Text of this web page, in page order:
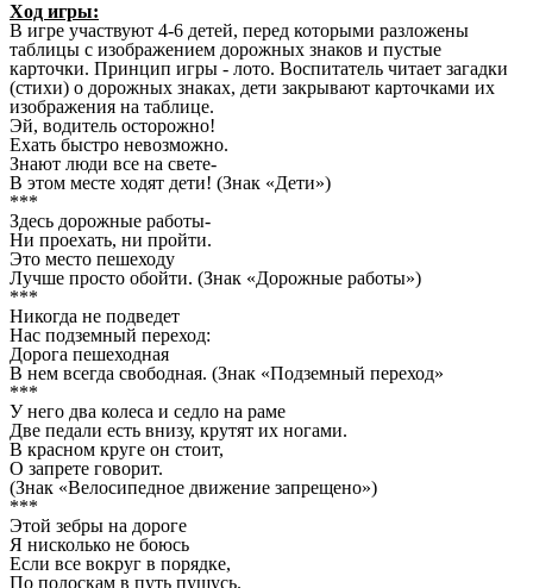
Ход игры:
В игре участвуют 4-6 детей, перед которыми разложены
таблицы с изображением дорожных знаков и пустые
карточки. Принцип игры - лото. Воспитатель читает загадки
(стихи) о дорожных знаках, дети закрывают карточками их
изображения на таблице.
Эй, водитель осторожно!
Ехать быстро невозможно.
Знают люди все на свете-
В этом месте ходят дети! (Знак «Дети»)
***
Здесь дорожные работы-
Ни проехать, ни пройти.
Это место пешеходу
Лучше просто обойти. (Знак «Дорожные работы»)
***
Никогда не подведет
Нас подземный переход:
Дорога пешеходная
В нем всегда свободная. (Знак «Подземный переход»
***
У него два колеса и седло на раме
Две педали есть внизу, крутят их ногами.
В красном круге он стоит,
О запрете говорит.
(Знак «Велосипедное движение запрещено»)
***
Этой зебры на дороге
Я нисколько не боюсь
Если все вокруг в порядке,
По полоскам в путь пущусь.